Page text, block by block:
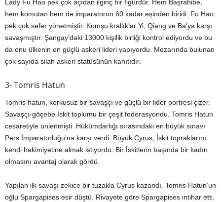
Lady Fu Hao pek çok açıdan ilginç bir figürdür. Hem Başrahibe,
hem komutan hem de imparatorun 60 kadar eşinden biridi. Fu Hao
pek çok sefer yönetmiştir. Komşu krallıklar Yi, Qiang ve Ba’ya karşı
savaşmıştır. Şangay’daki 13000 kişilik birliği kontrol ediyordu ve bu
da onu ülkenin en güçlü askeri lideri yapıyordu. Mezarında bulunan
çok sayıda silah askeri statüsünün kanıtıdır.
3- Tomris Hatun
Tomris hatun, korkusuz bir savaşçı ve güçlü bir lider portresi çizer.
Savaşçı-göçebe İskit toplumu bir çeşit federasyondu. Tomris Hatun
cesaretiyle ünlenmişti. Hükümdarlığı sırasındaki en büyük sınavı
Pers İmparatorluğu’na karşı verdi. Büyük Cyrus, İskit topraklarını
kendi hakimiyetine almak istiyordu. Bir İskitlerin başında bir kadın
olmasını avantaj olarak gördü.
Yapılan ilk savaşı zekice bir tuzakla Cyrus kazandı. Tomris Hatun’un
oğlu Spargapises esir düştü. Rivayete göre Spargapises intihar etti.